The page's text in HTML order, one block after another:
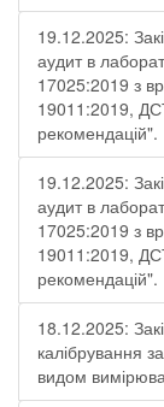
19.12.2025:
аудит в
17025:2019 з
19011:2019,
рекомендацій".
19.12.2025:
аудит в
17025:2019 з
19011:2019,
рекомендацій".
18.12.2025:
калібрування
видом